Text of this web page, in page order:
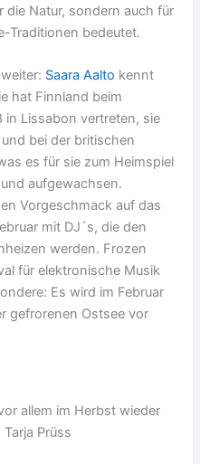
die Natur, sondern auch für
Traditionen bedeutet.
Saara Aalto kennt
hat Finnland beim
in Lissabon vertreten, sie
bei der britischen
es für sie zum Heimspiel
aufgewachsen.
Vorgeschmack auf das
mit DJ´s, die den
werden. Frozen
für elektronische Musik
Es wird im Februar
gefrorenen Ostsee vor
allem im Herbst wieder
Prüss